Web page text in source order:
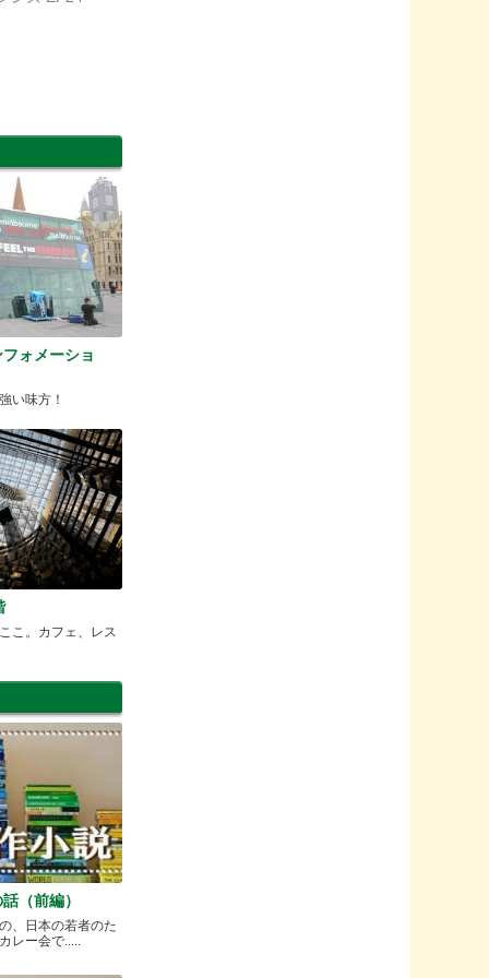
ォメーショ
い味方！
こ。カフェ、レス
（前編）
、日本の若者のた
レー会で.....